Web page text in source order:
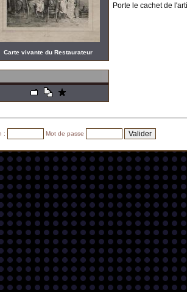
Carte vivante du Restaurateur
Porte le cachet de
: Mot de passe